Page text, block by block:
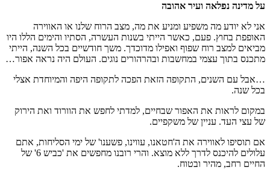
על מדינה נפלאה ועיר אהובה
אני לא יודע מה משפיע ומניע את מה, מצב הרוח שלנו או האווירה
האופפת בחוץ. פעם, כאשר הייתי בשנות העשרה, הסתיו והימים הללו היו
מביאים למצב רוח שפוף ואפילו מדוכדך. משך חודשיים בכל השנה, הייתי
מתכנס בתוך עצמי במחשבות ובהרהורים נוגים. העולם היה נראה אפור…
…אבל עם השנים, התקופה הזאת הפכה לתקופה היפה והמיוחדת אצלי
בכל שנה.
במקום לראות את האפור שבחיים, למדתי לחפש את הוורוד ואת הירוק
של עצי העד. עניין של משקפיים.
אם תוסיפו לאווירה את ה'חטאנו, עווינו, פשענו' של ימי הסליחות, אתם
עלולים להיכנס לדרך ללא מוצא. והרי רובנו מחפשים את 'כביש 6' של
החיים רחב, מהיר ובטוח.